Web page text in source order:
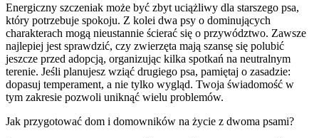
Energiczny szczeniak może być zbyt uciążliwy dla starszego psa,
który potrzebuje spokoju. Z kolei dwa psy o dominujących
charakterach mogą nieustannie ścierać się o przywództwo. Zawsze
najlepiej jest sprawdzić, czy zwierzęta mają szansę się polubić
jeszcze przed adopcją, organizując kilka spotkań na neutralnym
terenie. Jeśli planujesz wziąć drugiego psa, pamiętaj o zasadzie:
dopasuj temperament, a nie tylko wygląd. Twoja świadomość w
tym zakresie pozwoli uniknąć wielu problemów.
Jak przygotować dom i domowników na życie z dwoma psami?